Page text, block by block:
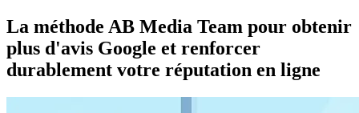
La méthode AB Media Team pour obtenir
plus d'avis Google et renforcer
durablement votre réputation en ligne